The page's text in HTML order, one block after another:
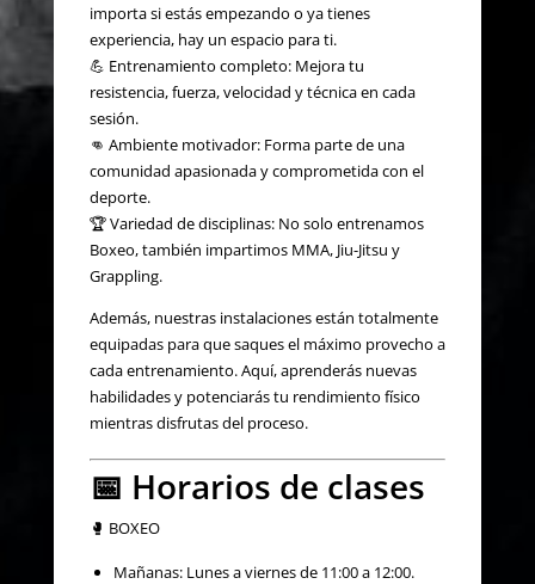
importa si estás empezando o ya tienes
experiencia, hay un espacio para ti.
💪 Entrenamiento completo: Mejora tu
resistencia, fuerza, velocidad y técnica en cada
sesión.
👊 Ambiente motivador: Forma parte de una
comunidad apasionada y comprometida con el
deporte.
🏆 Variedad de disciplinas: No solo entrenamos
Boxeo, también impartimos MMA, Jiu-Jitsu y
Grappling.
Además, nuestras instalaciones están totalmente
equipadas para que saques el máximo provecho a
cada entrenamiento. Aquí, aprenderás nuevas
habilidades y potenciarás tu rendimiento físico
mientras disfrutas del proceso.
📅 Horarios de clases
🥊 BOXEO
Mañanas: Lunes a viernes de 11:00 a 12:00.